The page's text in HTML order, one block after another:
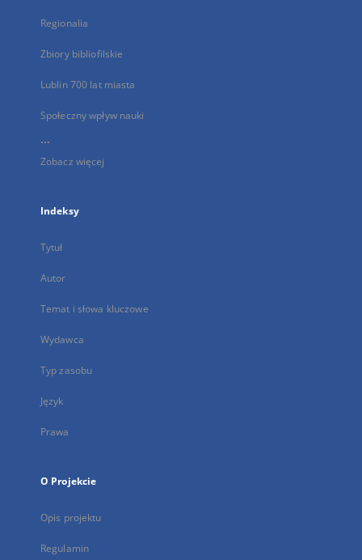
Regionalia
Zbiory bibliofilskie
Lublin 700 lat miasta
Społeczny wpływ nauki
...
Zobacz więcej
Indeksy
Tytuł
Autor
Temat i słowa kluczowe
Wydawca
Typ zasobu
Język
Prawa
O Projekcie
Opis projektu
Regulamin